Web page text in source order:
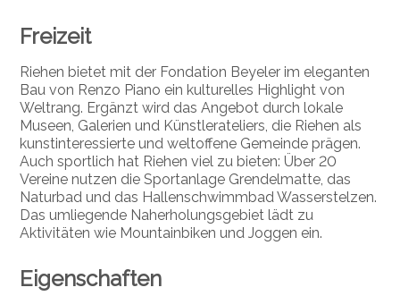
Freizeit
Riehen bietet mit der Fondation Beyeler im eleganten
Bau von Renzo Piano ein kulturelles Highlight von
Weltrang. Ergänzt wird das Angebot durch lokale
Museen, Galerien und Künstlerateliers, die Riehen als
kunstinteressierte und weltoffene Gemeinde prägen.
Auch sportlich hat Riehen viel zu bieten: Über 20
Vereine nutzen die Sportanlage Grendelmatte, das
Naturbad und das Hallenschwimmbad Wasserstelzen.
Das umliegende Naherholungsgebiet lädt zu
Aktivitäten wie Mountainbiken und Joggen ein.
Eigenschaften